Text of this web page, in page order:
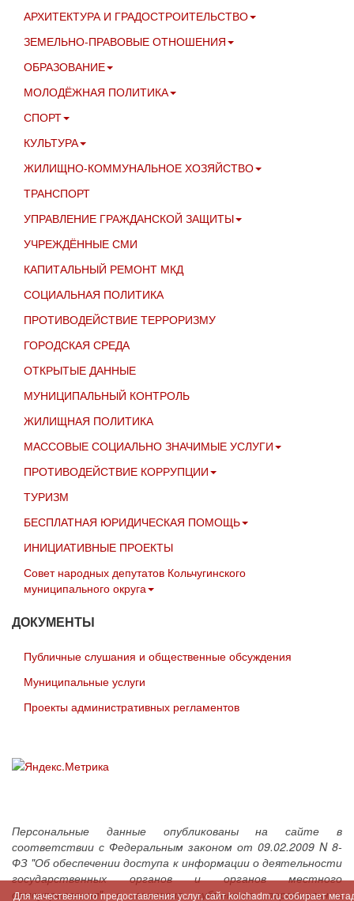
АРХИТЕКТУРА И ГРАДОСТРОИТЕЛЬСТВО
ЗЕМЕЛЬНО-ПРАВОВЫЕ ОТНОШЕНИЯ
ОБРАЗОВАНИЕ
МОЛОДЁЖНАЯ ПОЛИТИКА
СПОРТ
КУЛЬТУРА
ЖИЛИЩНО-КОММУНАЛЬНОЕ ХОЗЯЙСТВО
ТРАНСПОРТ
УПРАВЛЕНИЕ ГРАЖДАНСКОЙ ЗАЩИТЫ
УЧРЕЖДЁННЫЕ СМИ
КАПИТАЛЬНЫЙ РЕМОНТ МКД
СОЦИАЛЬНАЯ ПОЛИТИКА
ПРОТИВОДЕЙСТВИЕ ТЕРРОРИЗМУ
ГОРОДСКАЯ СРЕДА
ОТКРЫТЫЕ ДАННЫЕ
МУНИЦИПАЛЬНЫЙ КОНТРОЛЬ
ЖИЛИЩНАЯ ПОЛИТИКА
МАССОВЫЕ СОЦИАЛЬНО ЗНАЧИМЫЕ УСЛУГИ
ПРОТИВОДЕЙСТВИЕ КОРРУПЦИИ
ТУРИЗМ
БЕСПЛАТНАЯ ЮРИДИЧЕСКАЯ ПОМОЩЬ
ИНИЦИАТИВНЫЕ ПРОЕКТЫ
Совет народных депутатов Кольчугинского
муниципального округа
ДОКУМЕНТЫ
Публичные слушания и общественные обсуждения
Муниципальные услуги
Проекты административных регламентов
Персональные данные опубликованы на сайте в
соответствии с Федеральным законом от 09.02.2009 N 8-
ФЗ "Об обеспечении доступа к информации о деятельности
государственных органов и органов местного
самоуправления" с согласия субъектов персональных
Для качественного предоставления услуг, сайт kolchadm.ru собирает